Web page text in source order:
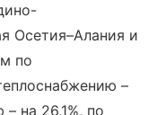
Осетия–Алания и
по
–
на 26,1%, по